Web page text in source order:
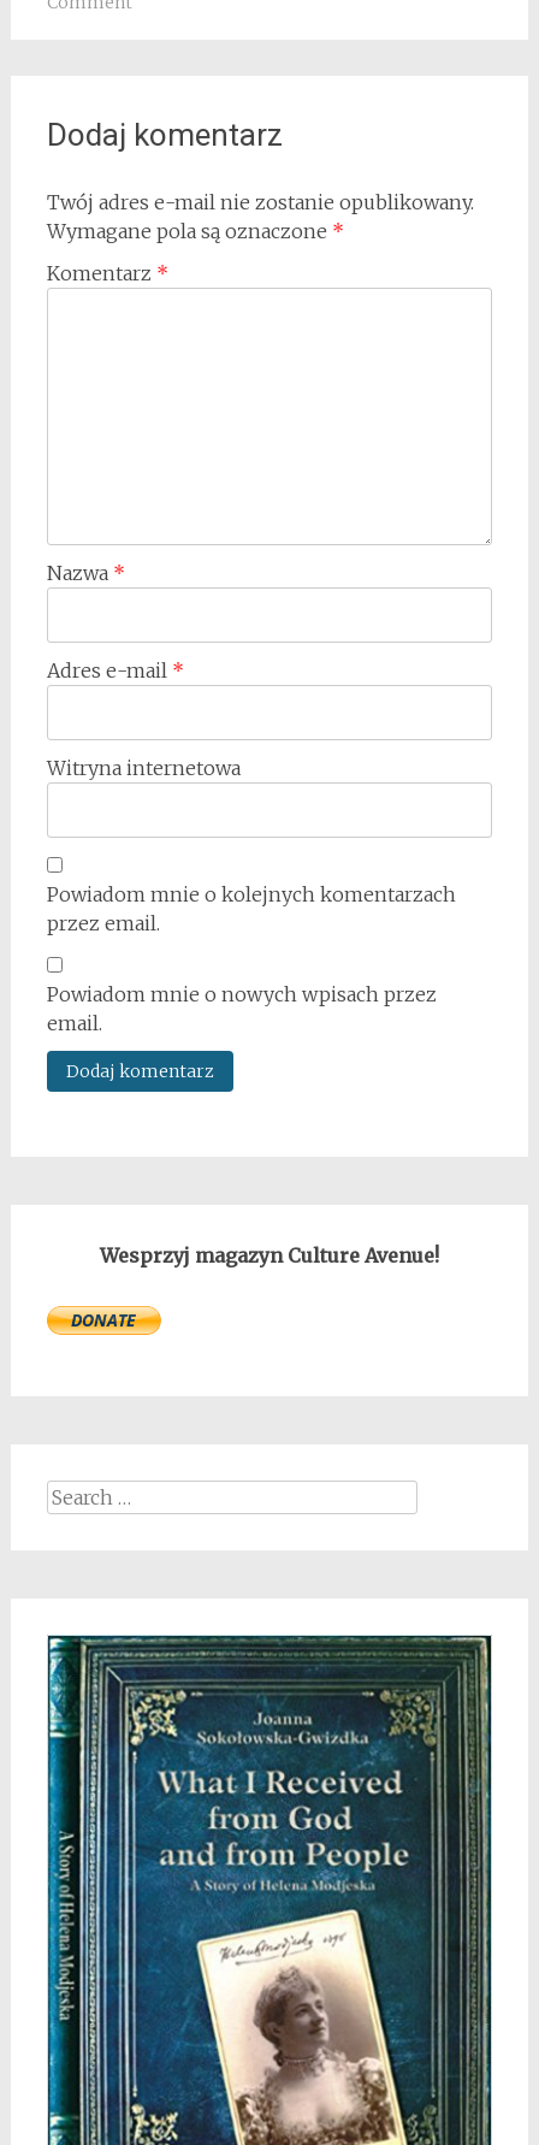
Dodaj komentarz
Twój adres e-mail nie zostanie opublikowany.
Wymagane pola są oznaczone *
Komentarz *
Nazwa *
Adres e-mail *
Witryna internetowa
Powiadom mnie o kolejnych komentarzach
przez email.
Powiadom mnie o nowych wpisach przez
email.
Wesprzyj magazyn Culture Avenue!
Search
for: